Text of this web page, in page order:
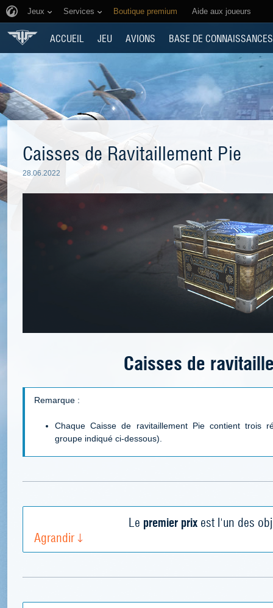
Jeux Services Boutique premium Aide aux joueurs
ACCUEIL JEU AVIONS BASE DE CONNAISSANCES
Caisses de Ravitaillement Pie
28.06.2022
Caisses de
Remarque :
Chaque Caisse de ravitaillement Pie contient trois
groupe indiqué ci-dessous).
Le premier prix est l'un des
Agrandir